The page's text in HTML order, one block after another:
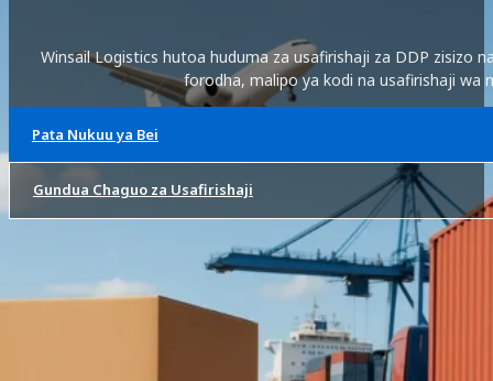
Winsail Logistics hutoa huduma za usafirishaji za DDP zisizo
forodha, malipo ya kodi na usafirishaji wa
Pata Nukuu ya Bei
Gundua Chaguo za Usafirishaji
DDP Shipping kutoka China